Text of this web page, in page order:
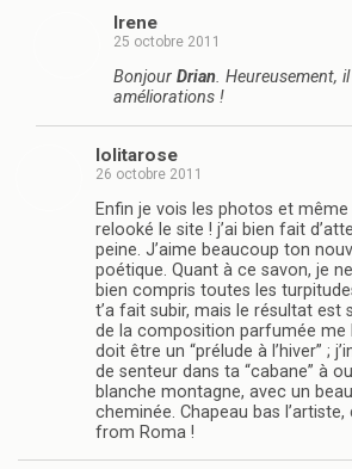
Irene
25 octobre 2011
Bonjour Drian. Heureusement,
améliorations !
lolitarose
26 octobre 2011
Enfin je vois les photos et
relooké le site ! j’ai bien fait
peine. J’aime beaucoup ton
poétique. Quant à ce savon, je
bien compris toutes les
t’a fait subir, mais le résultat est
de la composition parfumée me
doit être un “prélude à l’hiver” ;
de senteur dans ta “cabane” à
blanche montagne, avec un
cheminée. Chapeau bas l’artiste,
from Roma !